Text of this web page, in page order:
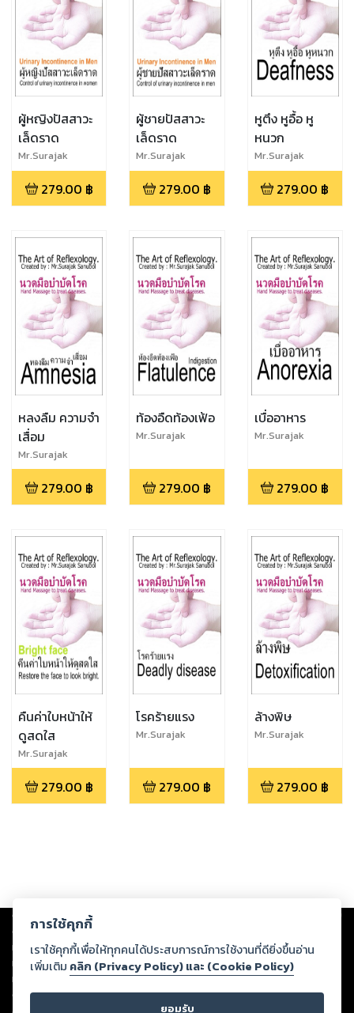
ผู้หญิงปัสสาวะ
เล็ดราด
Mr.Surajak
Sanubol
279.00 ฿
ผู้ชายปัสสาวะ
เล็ดราด
Mr.Surajak
Sanubol
279.00 ฿
หูตึง หูอื้อ หู
หนวก
Mr.Surajak
Sanubol
279.00 ฿
หลงลืม ความจำ
เสื่อม
Mr.Surajak
Sanubol
279.00 ฿
ท้องอืดท้องเฟ้อ
Mr.Surajak
279.00 ฿
เบื่ออาหาร
Mr.Surajak
279.00 ฿
คืนค่าใบหน้าให้
ดูสดใส
Mr.Surajak
Sanubol
279.00 ฿
โรคร้ายแรง
Mr.Surajak
279.00 ฿
ล้างพิษ
Mr.Surajak
279.00 ฿
Copyright © 2026
ต่อผลงานหรือเนื้อหาใดที่อัปโหลดผ่านเว็บไซต์และปรากฏว่าละเมิดสิทธิใน
ทรัพย์สินทางปัญญาของบุคคลอื่นหรือขัดต่อกฎหมายและศีลธรรม ดังนั้น ผู้อ่าน
ทุกท่านโปรดใช้วิจารณญาณในการกลั่นกรองด้วยตนเอง และหากท่านพบว่าส่วน
หนึ่งส่วนใดขัดต่อกฎหมายและศีลธรรม กรุณาแจ้งมายังบริษัท เพื่อทีมงานจะได้
ดำเนินการในทันที ทั้งนี้ ทางสตอรี่ล็อกขอสงวนลิขสิทธิ์ตามพระราชบัญญัติ
การใช้คุกกี้
เราใช้คุกกี้เพื่อให้ทุกคนได้ประสบการณ์การใช้งานที่ดียิ่งขึ้นอ่าน
เพิ่มเติม คลิก (Privacy Policy) และ (Cookie Policy)
ยอมรับ